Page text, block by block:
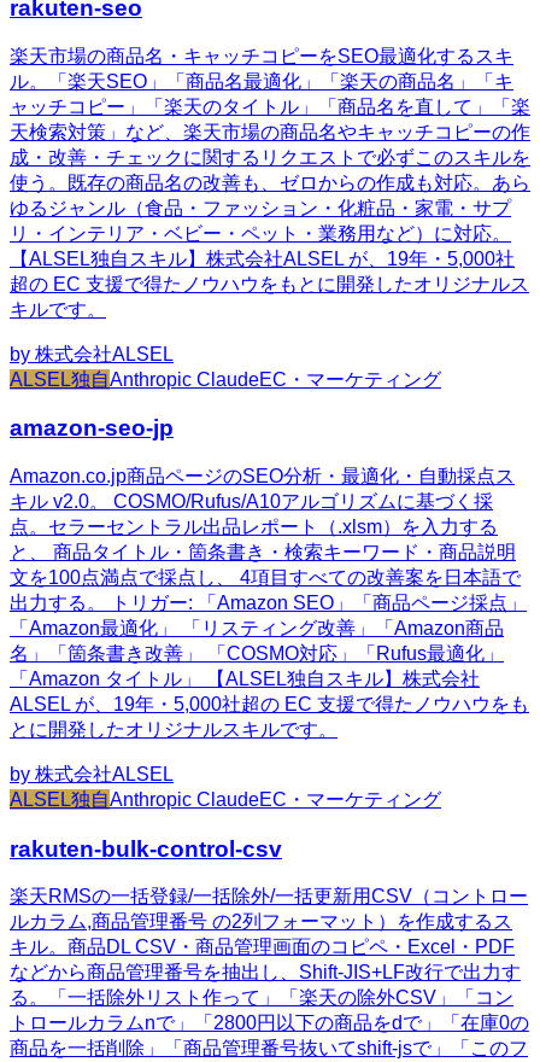
rakuten-seo
楽天市場の商品名・キャッチコピーをSEO最適化するスキ
ル。「楽天SEO」「商品名最適化」「楽天の商品名」「キ
ャッチコピー」「楽天のタイトル」「商品名を直して」「楽
天検索対策」など、楽天市場の商品名やキャッチコピーの作
成・改善・チェックに関するリクエストで必ずこのスキルを
使う。既存の商品名の改善も、ゼロからの作成も対応。あら
ゆるジャンル（食品・ファッション・化粧品・家電・サプ
リ・インテリア・ベビー・ペット・業務用など）に対応。
【ALSEL独自スキル】株式会社ALSEL が、19年・5,000社
超の EC 支援で得たノウハウをもとに開発したオリジナルス
キルです。
by 株式会社ALSEL
ALSEL独自Anthropic ClaudeEC・マーケティング
amazon-seo-jp
Amazon.co.jp商品ページのSEO分析・最適化・自動採点ス
キル v2.0。 COSMO/Rufus/A10アルゴリズムに基づく採
点。セラーセントラル出品レポート（.xlsm）を入力する
と、 商品タイトル・箇条書き・検索キーワード・商品説明
文を100点満点で採点し、 4項目すべての改善案を日本語で
出力する。 トリガー: 「Amazon SEO」「商品ページ採点」
「Amazon最適化」 「リスティング改善」「Amazon商品
名」「箇条書き改善」 「COSMO対応」「Rufus最適化」
「Amazon タイトル」 【ALSEL独自スキル】株式会社
ALSEL が、19年・5,000社超の EC 支援で得たノウハウをも
とに開発したオリジナルスキルです。
by 株式会社ALSEL
ALSEL独自Anthropic ClaudeEC・マーケティング
rakuten-bulk-control-csv
楽天RMSの一括登録/一括除外/一括更新用CSV（コントロー
ルカラム,商品管理番号 の2列フォーマット）を作成するス
キル。商品DL CSV・商品管理画面のコピペ・Excel・PDF
などから商品管理番号を抽出し、Shift-JIS+LF改行で出力す
る。「一括除外リスト作って」「楽天の除外CSV」「コン
トロールカラムnで」「2800円以下の商品をdで」「在庫0の
商品を一括削除」「商品管理番号抜いてshift-jsで」「このフ